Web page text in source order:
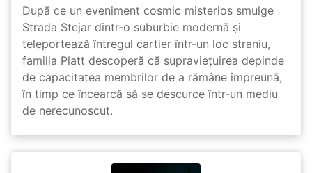
După ce un eveniment cosmic misterios smulge
Strada Stejar dintr-o suburbie modernă și
teleportează întregul cartier într-un loc straniu,
familia Platt descoperă că supraviețuirea depinde
de capacitatea membrilor de a rămâne împreună,
în timp ce încearcă să se descurce într-un mediu
de nerecunoscut.